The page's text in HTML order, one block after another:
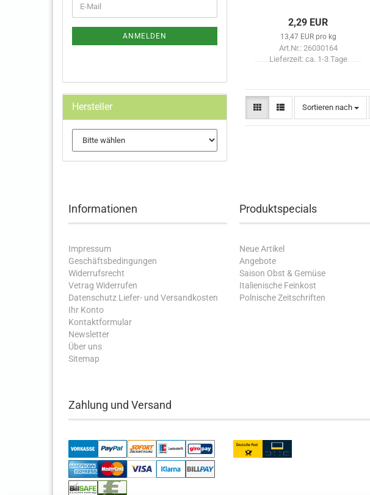
2,29 EUR
13,47 EUR pro kg
Art.Nr.: 26030164
Lieferzeit: ca. 1-3 Tage
Sortieren nach
Sortieren nach
ZUR
E-
Mail
ANMELDEN
Hersteller
Informationen
Impressum
Geschäftsbedingungen
Widerrufsrecht
Vetrag Widerrufen
Datenschutz Liefer- und Versandkosten
Ihr Konto
Kontaktformular
Newsletter
Über uns
Sitemap
Produktspecials
Neue Artikel
Angebote
Saison Obst & Gemüse
Italienische Feinkost
Polnische Zeitschriften
Zahlung und Versand